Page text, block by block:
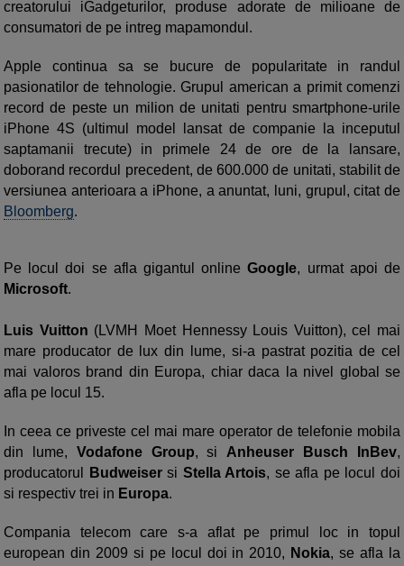
creatorului iGadgeturilor, produse adorate de milioane de
consumatori de pe intreg mapamondul.
Apple continua sa se bucure de popularitate in randul
pasionatilor de tehnologie. Grupul american a primit comenzi
record de peste un milion de unitati pentru smartphone-urile
iPhone 4S (ultimul model lansat de companie la inceputul
saptamanii trecute) in primele 24 de ore de la lansare,
doborand recordul precedent, de 600.000 de unitati, stabilit de
versiunea anterioara a iPhone, a anuntat, luni, grupul, citat de
Bloomberg.
Pe locul doi se afla gigantul onlineGoogle, urmat apoi de
Microsoft.
Luis Vuitton (LVMH Moet Hennessy Louis Vuitton), cel mai
mare producator de lux din lume, si-a pastrat pozitia de cel
mai valoros brand din Europa, chiar daca la nivel global se
afla pe locul 15.
In ceea ce priveste cel mai mare operator de telefonie mobila
din lume, Vodafone Group, si Anheuser Busch InBev,
producatorul
Budweisersi Stella Artois, se afla pe locul doi
si respectiv trei in Europa.
Compania telecom care s-a aflat pe primul loc in topul
european din 2009 si pe locul doi in 2010, Nokia, se afla la